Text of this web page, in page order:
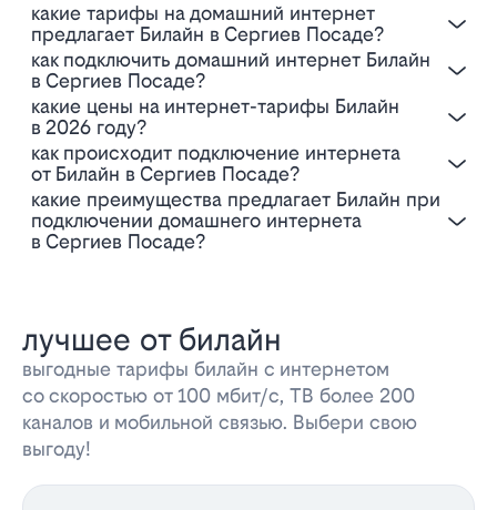
Какие тарифы на домашний интернет
предлагает Билайн в Сергиев Посаде?
Как подключить домашний интернет Билайн
в Сергиев Посаде?
Какие цены на интернет-тарифы Билайн
в 2026 году?
Как происходит подключение интернета
от Билайн в Сергиев Посаде?
Какие преимущества предлагает Билайн при
подключении домашнего интернета
в Сергиев Посаде?
лучшее от билайн
выгодные тарифы билайн с интернетом
со скоростью от 100 мбит/с, ТВ более 200
каналов и мобильной связью. Выбери свою
выгоду!